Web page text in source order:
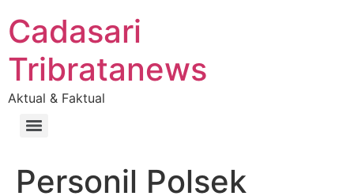
Cadasari
Tribratanews
Aktual & Faktual
Personil Polsek